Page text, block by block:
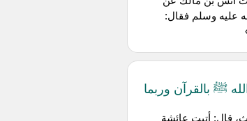
عليه وسلم فقال:
ﷺ بالقرآن وربما
قال: أتيت عائشة